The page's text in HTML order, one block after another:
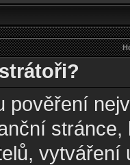
pověření
vytváření